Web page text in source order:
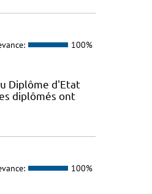
100%
Diplôme d'Etat
diplômés ont
100%